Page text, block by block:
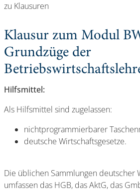
zu Klausuren
Klausur zum Modul
Grundzüge der
Hilfsmittel:
Als Hilfsmittel sind zugelassen:
nichtprogrammierbarer
deutsche Wirtschaftsgesetze.
Die üblichen Sammlungen deutscher
umfassen das HGB, das AktG, das